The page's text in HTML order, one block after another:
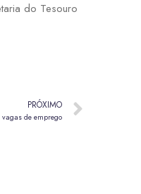
do Tesouro
PRÓXIMO
de emprego